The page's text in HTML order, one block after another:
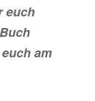
euch
am